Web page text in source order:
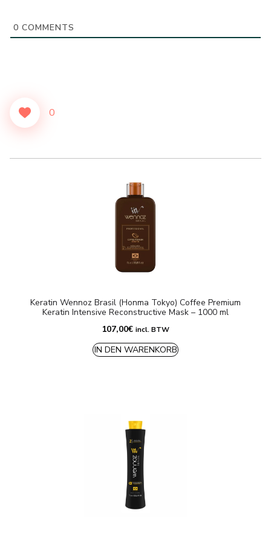
Keratin Wennoz Brasil (Honma Tokyo) Coffee Premium
Keratin Intensive Reconstructive Mask – 1000 ml
107,00€ incl. BTW
IN DEN WARENKORB
0 COMMENTS
0